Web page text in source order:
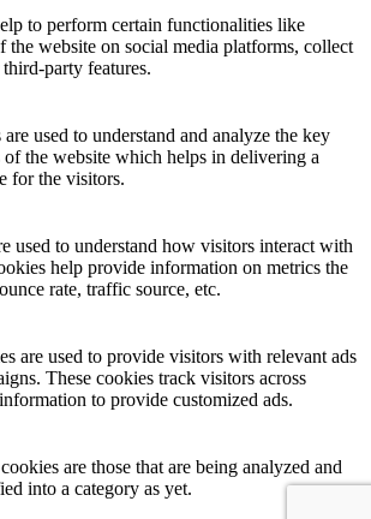
to perform certain functionalities like
the website on social media platforms, collect
party features.
used to understand and analyze the key
of the website which helps in delivering a
for the visitors.
used to understand how visitors interact with
help provide information on metrics the
rate, traffic source, etc.
are used to provide visitors with relevant ads
These cookies track visitors across
to provide customized ads.
are those that are being analyzed and
into a category as yet.